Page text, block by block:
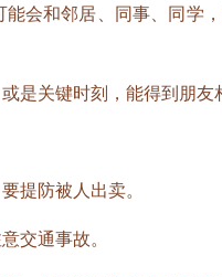
会和邻居、同事、同学
关键时刻，能得到朋友
提防被人出卖。
交通事故。